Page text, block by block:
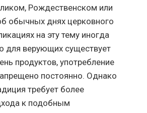
Рождественском или
обычных днях церковного
на эту тему иногда
для верующих существует
продуктов, употребление
постоянно. Однако
требует более
к подобным